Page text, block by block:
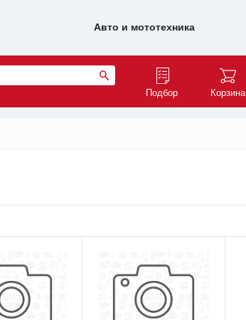
Авто и мототехника
Подбор Корзина